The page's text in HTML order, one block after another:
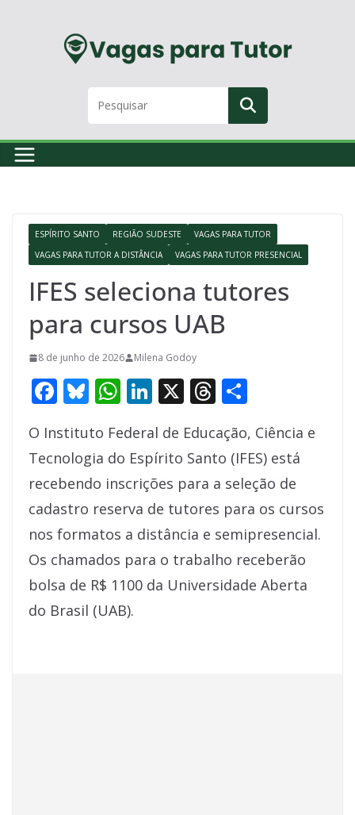
ESPÍRITO SANTO REGIÃO SUDESTE
VAGAS PARA TUTOR
VAGAS PARA TUTOR A DISTÂNCIA
VAGAS PARA TUTOR PRESENCIAL
IFES seleciona tutores
para cursos UAB
8 de junho de 2026 Milena Godoy
F
e
b
o
o
k
Bl
e
sk
y
W
at
s
A
p
p
Li
k
e
dI
n
X T
re
a
d
s
ar
e
O Instituto Federal de Educação, Ciência e
Tecnologia do Espírito Santo (IFES) está
recebendo inscrições para a seleção de
cadastro reserva de tutores para os cursos
nos formatos a distância e semipresencial.
Os chamados para o trabalho receberão
bolsa de R$ 1100 da Universidade Aberta
do Brasil (UAB).